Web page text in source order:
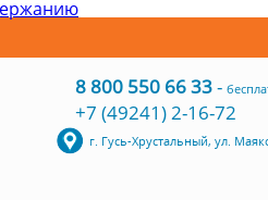
8 800 550 66 33-
+7 (49241) 2-16-72
г. Гусь-Хрустальный, ул.